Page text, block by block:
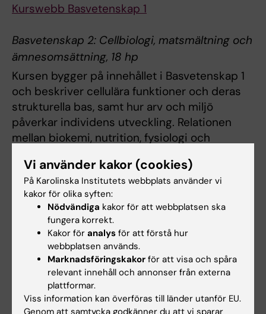
Kurswebb Basvetenskap 1
Basvetenskap 2: Cellbiologi, matsmältning och
ämnesomsättning, 18 hp
Kursen bygger på innehållet i Basvetenskap 1
och beskriver cellulära funktioner och deras
strukturella bas, samt hur arv och miljö
påverkar individens utveckling. Relationen
mellan biokemi, nutrition, fysiologi och
matsmältningssystemet, ämnesomsättningen
och de endokrina funktionerna presenteras.
Den teoretiska undervisningen integreras
med en introduktion till personcentrerad
konsultations- och undersökningsteknik som
tränas genom verksamhetsintegrerat lärande.
Professionell och vetenskaplig kompetens
samt global och jämlik vård och hälsa av
betydelse för den fortsatta utbildningen och
läkaryrket presenteras.
Vi använder kakor (cookies)
På Karolinska Institutets webbplats använder vi
kakor för olika syften:
Nödvändiga kakor för att webbplatsen ska
fungera korrekt.
Kakor för analys för att förstå hur
webbplatsen används.
Marknadsföringskakor för att visa och spåra
relevant innehåll och annonser från externa
plattformar.
Viss information kan överföras till länder utanför EU.
Genom att samtycka godkänner du att vi sparar